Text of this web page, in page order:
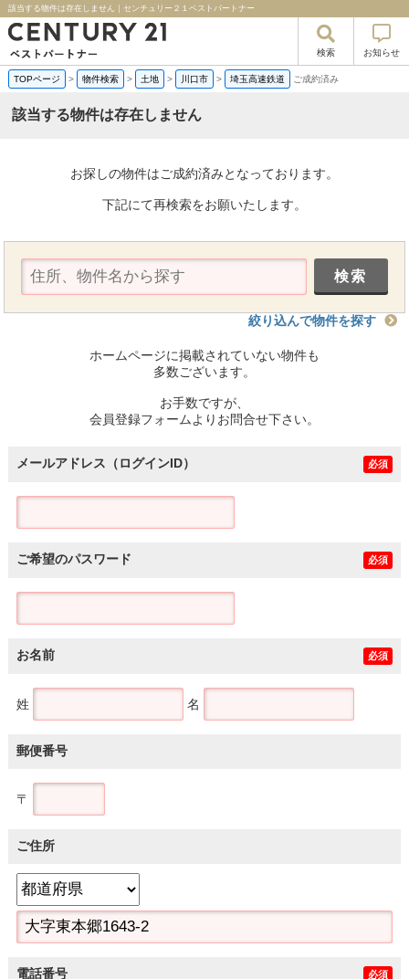
該当する物件は存在しません｜センチュリー２１ベストパートナー
検索 お知らせ
TOPページ > 物件検索 > 土地 > 川口市 > 埼玉高速鉄道 ご成約済み
該当する物件は存在しません
お探しの物件はご成約済みとなっております。
下記にて再検索をお願いたします。
絞り込んで物件を探す
ホームページに掲載されていない物件も
多数ございます。
お手数ですが、
会員登録フォームよりお問合せ下さい。
メールアドレス（ログインID） 必須
ご希望のパスワード 必須
お名前 必須
姓 名
郵便番号
〒
ご住所
電話番号 必須